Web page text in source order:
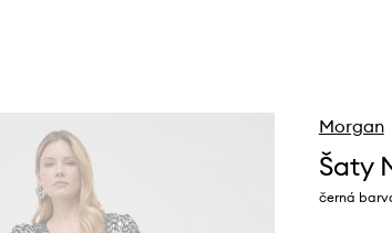
Morgan
Šaty
černá